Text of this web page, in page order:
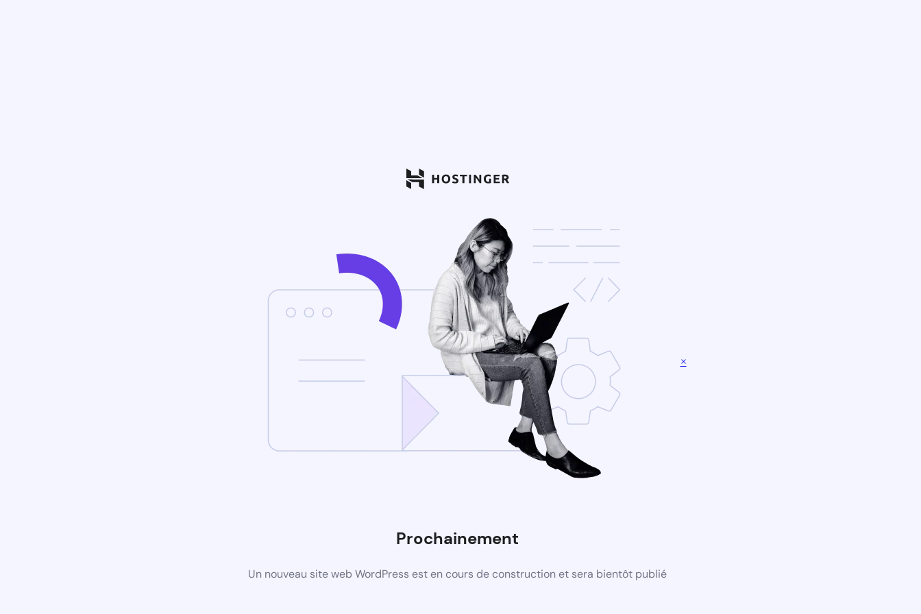
Prochainement
Un nouveau site web WordPress est en cours de construction et sera bientôt publié
×